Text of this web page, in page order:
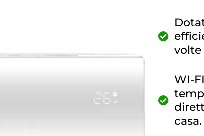
volte
WI-
casa.